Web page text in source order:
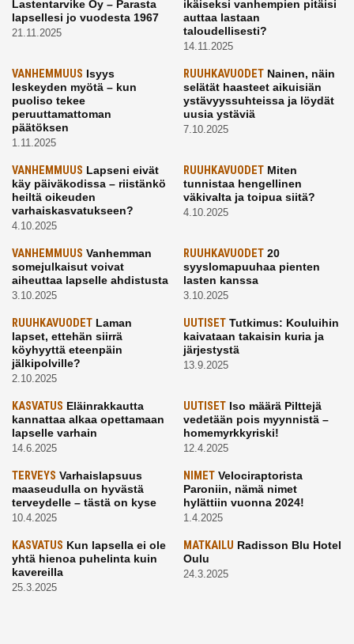
Lastentarvike Oy – Parasta
lapsellesi jo vuodesta 1967
21.11.2025
ikäiseksi vanhempien pitäisi
auttaa lastaan
taloudellisesti?
14.11.2025
VANHEMMUUS Isyys
leskeyden myötä – kun
puoliso tekee
peruuttamattoman
päätöksen
1.11.2025
RUUHKAVUODETNainen, näin
selätät haasteet aikuisiän
ystävyyssuhteissa ja löydät
uusia ystäviä
7.10.2025
VANHEMMUUS Lapseni eivät
käy päiväkodissa – riistänkö
heiltä oikeuden
varhaiskasvatukseen?
4.10.2025
RUUHKAVUODETMiten
tunnistaa hengellinen
väkivalta ja toipua siitä?
4.10.2025
VANHEMMUUS Vanhemman
somejulkaisut voivat
aiheuttaa lapselle ahdistusta
3.10.2025
RUUHKAVUODET20
syyslomapuuhaa pienten
lasten kanssa
3.10.2025
RUUHKAVUODET Laman
lapset, ettehän siirrä
köyhyyttä eteenpäin
jälkipolville?
2.10.2025
UUTISETTutkimus: Kouluihin
kaivataan takaisin kuria ja
järjestystä
13.9.2025
KASVATUS Eläinrakkautta
kannattaa alkaa opettamaan
lapselle varhain
14.6.2025
UUTISETIso määrä Pilttejä
vedetään pois myynnistä –
homemyrkkyriski!
12.4.2025
TERVEYS Varhaislapsuus
maaseudulla on hyvästä
terveydelle – tästä on kyse
10.4.2025
NIMETVelociraptorista
Paroniin, nämä nimet
hylättiin vuonna 2024!
1.4.2025
KASVATUS Kun lapsella ei ole
yhtä hienoa puhelinta kuin
kavereilla
25.3.2025
MATKAILU Radisson Blu Hotel
Oulu
24.3.2025